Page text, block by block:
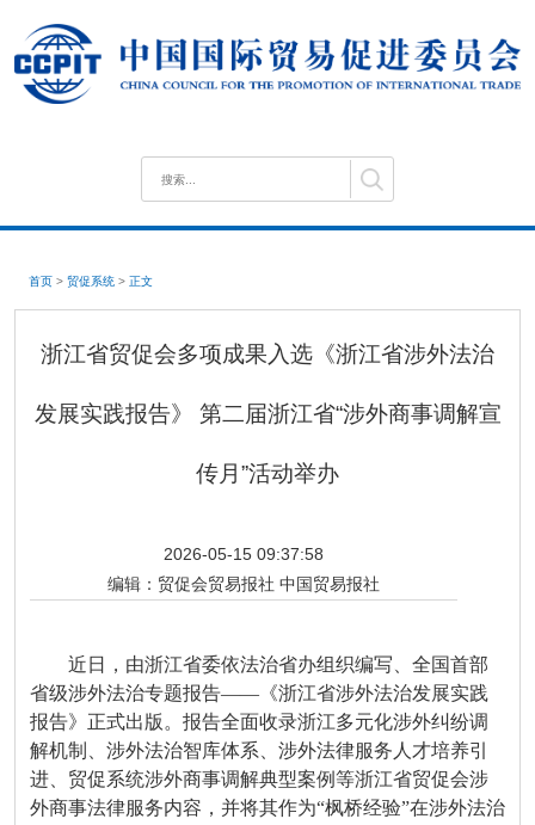
首页 > 贸促系统 > 正文
浙江省贸促会多项成果入选《浙江省涉外法治
发展实践报告》 第二届浙江省“涉外商事调解宣
传月”活动举办
2026-05-15 09:37:58
编辑： 贸促会贸易报社 中国贸易报社
近日，由浙江省委依法治省办组织编写、全国首部
省级涉外法治专题报告——《浙江省涉外法治发展实践
报告》正式出版。报告全面收录浙江多元化涉外纠纷调
解机制、涉外法治智库体系、涉外法律服务人才培养引
进、贸促系统涉外商事调解典型案例等浙江省贸促会涉
外商事法律服务内容，并将其作为“枫桥经验”在涉外法治